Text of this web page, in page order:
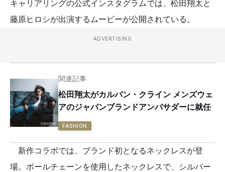
キャリアリングの公式インスタグラムでは、松田翔太と
藤原ヒロシが出演するムービーが公開されている。
ADVERTISING
関連記事
松田翔太がカルバン・クライン メンズウェ
アのジャパンブランドアンバサダーに就任
FASHION
新作コラボでは、ブランド初となるネックレスが登
場。ボールチェーンを使用したネックレスで、シルバー